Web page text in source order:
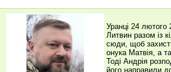
Уранці 24 лютого
Литвин разом із
сюди, щоб
онука Матвія, а
Тоді Андрія
його направили